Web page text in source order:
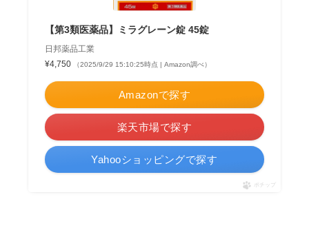
【第3類医薬品】ミラグレーン錠 45錠
日邦薬品工業
¥4,750
（2025/9/29 15:10:25時点 | Amazon調べ）
Amazonで探す
楽天市場で探す
Yahooショッピングで探す
ポチップ